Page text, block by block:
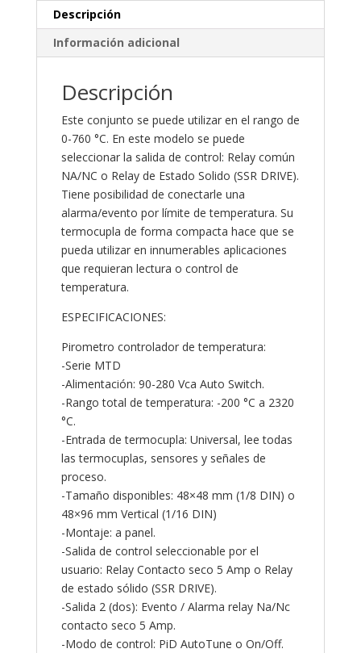
Descripción
Información adicional
Descripción
Este conjunto se puede utilizar en el rango de
0-760 °C. En este modelo se puede
seleccionar la salida de control: Relay común
NA/NC o Relay de Estado Solido (SSR DRIVE).
Tiene posibilidad de conectarle una
alarma/evento por límite de temperatura. Su
termocupla de forma compacta hace que se
pueda utilizar en innumerables aplicaciones
que requieran lectura o control de
temperatura.
ESPECIFICACIONES:
Pirometro controlador de temperatura:
-Serie MTD
-Alimentación: 90-280 Vca Auto Switch.
-Rango total de temperatura: -200 °C a 2320
°C.
-Entrada de termocupla: Universal, lee todas
las termocuplas, sensores y señales de
proceso.
-Tamaño disponibles: 48×48 mm (1/8 DIN) o
48×96 mm Vertical (1/16 DIN)
-Montaje: a panel.
-Salida de control seleccionable por el
usuario: Relay Contacto seco 5 Amp o Relay
de estado sólido (SSR DRIVE).
-Salida 2 (dos): Evento / Alarma relay Na/Nc
contacto seco 5 Amp.
-Modo de control: PiD AutoTune o On/Off.